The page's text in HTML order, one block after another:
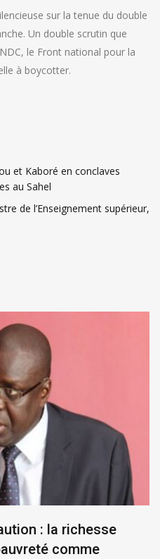
sur la tenue du double
Un double scrutin que
le Front national pour la
à boycotter.
et Kaboré en conclaves
au Sahel
de l’Enseignement supérieur,
: la richesse
comme